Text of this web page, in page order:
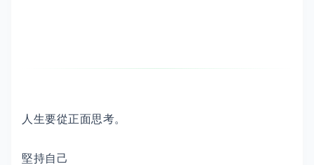
人生要從正面思考。
堅持自己